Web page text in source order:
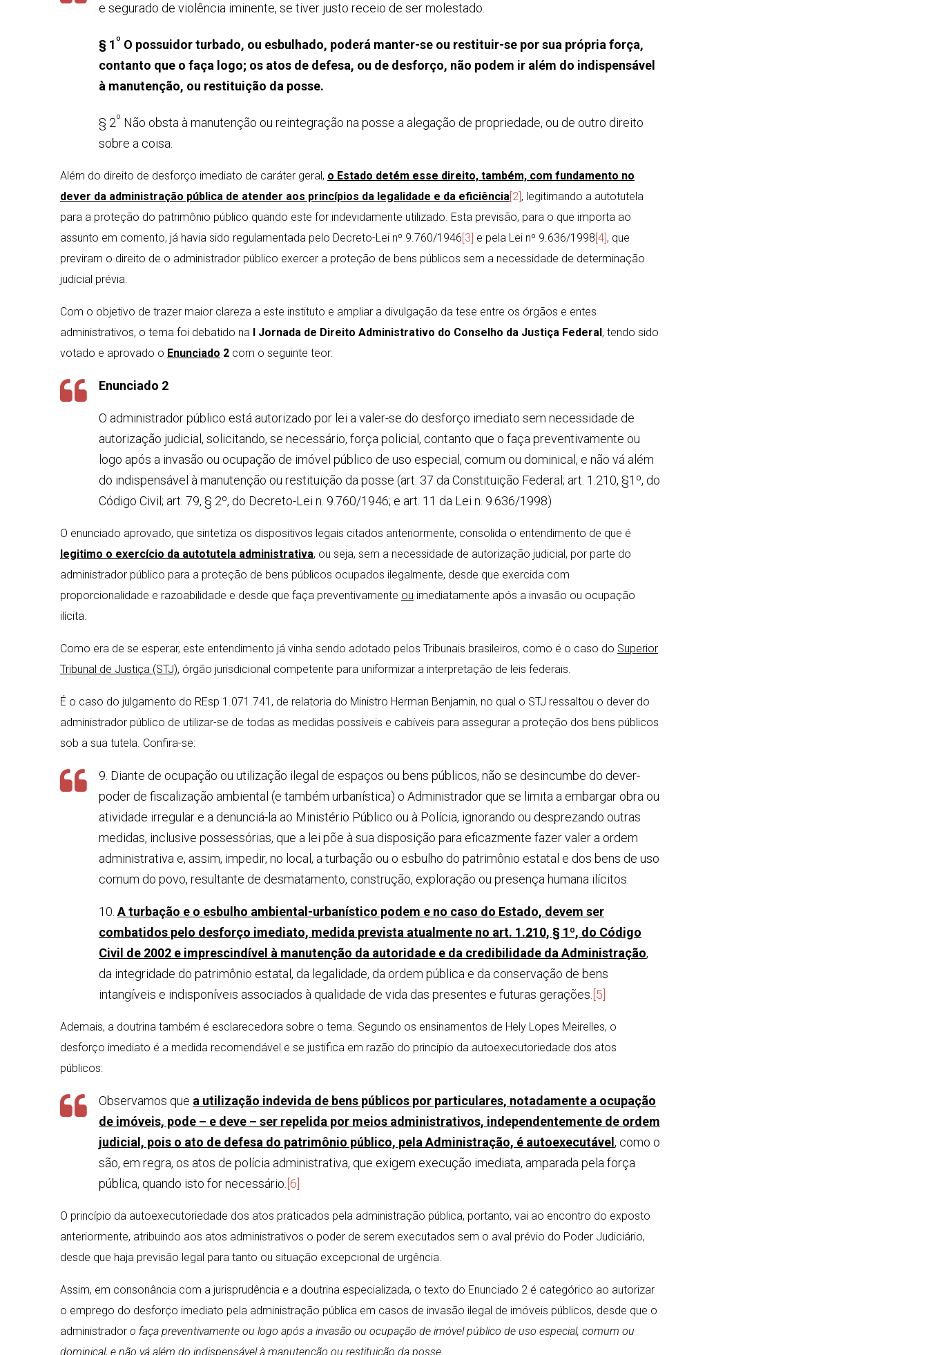
e segurado de violência iminente, se tiver justo receio de ser molestado.
§ 1º O possuidor turbado, ou esbulhado, poderá manter-se ou restituir-se por sua própria força,
contanto que o faça logo; os atos de defesa, ou de desforço, não podem ir além do indispensável
à manutenção, ou restituição da posse.
§ 2º Não obsta à manutenção ou reintegração na posse a alegação de propriedade, ou de outro direito
sobre a coisa.
Além do direito de desforço imediato de caráter geral, o Estado detém esse direito, também, com fundamento no
dever da administração pública de atender aos princípios da legalidade e da eficiência[2], legitimando a autotutela
para a proteção do patrimônio público quando este for indevidamente utilizado. Esta previsão, para o que importa ao
assunto em comento, já havia sido regulamentada pelo Decreto-Lei nº 9.760/1946[3] e pela Lei nº 9.636/1998[4], que
previram o direito de o administrador público exercer a proteção de bens públicos sem a necessidade de determinação
judicial prévia.
Com o objetivo de trazer maior clareza a este instituto e ampliar a divulgação da tese entre os órgãos e entes
administrativos, o tema foi debatido na I Jornada de Direito Administrativo do Conselho da Justiça Federal, tendo sido
votado e aprovado o Enunciado 2 com o seguinte teor:
Enunciado 2
O administrador público está autorizado por lei a valer-se do desforço imediato sem necessidade de
autorização judicial, solicitando, se necessário, força policial, contanto que o faça preventivamente ou
logo após a invasão ou ocupação de imóvel público de uso especial, comum ou dominical, e não vá além
do indispensável à manutenção ou restituição da posse (art. 37 da Constituição Federal; art. 1.210, §1º, do
Código Civil; art. 79, § 2º, do Decreto-Lei n. 9.760/1946; e art. 11 da Lei n. 9.636/1998)
O enunciado aprovado, que sintetiza os dispositivos legais citados anteriormente, consolida o entendimento de que é
legitimo o exercício da autotutela administrativa, ou seja, sem a necessidade de autorização judicial, por parte do
administrador público para a proteção de bens públicos ocupados ilegalmente, desde que exercida com
proporcionalidade e razoabilidade e desde que faça preventivamente ou imediatamente após a invasão ou ocupação
ilícita.
Como era de se esperar, este entendimento já vinha sendo adotado pelos Tribunais brasileiros, como é o caso do Superior
Tribunal de Justiça (STJ), órgão jurisdicional competente para uniformizar a interpretação de leis federais.
É o caso do julgamento do REsp 1.071.741, de relatoria do Ministro Herman Benjamin, no qual o STJ ressaltou o dever do
administrador público de utilizar-se de todas as medidas possíveis e cabíveis para assegurar a proteção dos bens públicos
sob a sua tutela. Confira-se:
9. Diante de ocupação ou utilização ilegal de espaços ou bens públicos, não se desincumbe do dever-
poder de fiscalização ambiental (e também urbanística) o Administrador que se limita a embargar obra ou
atividade irregular e a denunciá-la ao Ministério Público ou à Polícia, ignorando ou desprezando outras
medidas, inclusive possessórias, que a lei põe à sua disposição para eficazmente fazer valer a ordem
administrativa e, assim, impedir, no local, a turbação ou o esbulho do patrimônio estatal e dos bens de uso
comum do povo, resultante de desmatamento, construção, exploração ou presença humana ilícitos.
10. A turbação e o esbulho ambiental-urbanístico podem e no caso do Estado, devem ser
combatidos pelo desforço imediato, medida prevista atualmente no art. 1.210, § 1º, do Código
Civil de 2002 e imprescindível à manutenção da autoridade e da credibilidade da Administração,
da integridade do patrimônio estatal, da legalidade, da ordem pública e da conservação de bens
intangíveis e indisponíveis associados à qualidade de vida das presentes e futuras gerações. [5]
Ademais, a doutrina também é esclarecedora sobre o tema. Segundo os ensinamentos de Hely Lopes Meirelles, o
desforço imediato é a medida recomendável e se justifica em razão do princípio da autoexecutoriedade dos atos
públicos:
Observamos que a utilização indevida de bens públicos por particulares, notadamente a ocupação
de imóveis, pode – e deve – ser repelida por meios administrativos, independentemente de ordem
judicial, pois o ato de defesa do patrimônio público, pela Administração, é autoexecutável , como o
são, em regra, os atos de polícia administrativa, que exigem execução imediata, amparada pela força
pública, quando isto for necessário. [6]
O princípio da autoexecutoriedade dos atos praticados pela administração pública, portanto, vai ao encontro do exposto
anteriormente, atribuindo aos atos administrativos o poder de serem executados sem o aval prévio do Poder Judiciário,
desde que haja previsão legal para tanto ou situação excepcional de urgência.
Assim, em consonância com a jurisprudência e a doutrina especializada, o texto do Enunciado 2 é categórico ao autorizar
o emprego do desforço imediato pela administração pública em casos de invasão ilegal de imóveis públicos, desde que o
administrador o faça preventivamente ou logo após a invasão ou ocupação de imóvel público de uso especial, comum ou
dominical, e não vá além do indispensável à manutenção ou restituição da posse